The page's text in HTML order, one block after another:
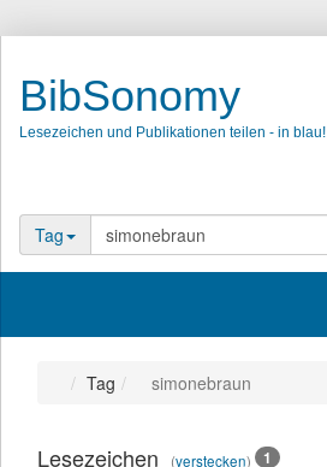
BibSonomy
Lesezeichen und Publikationen teilen - in blau!
Tag
Tag simonebraun
Lesezeichen (verstecken) 1